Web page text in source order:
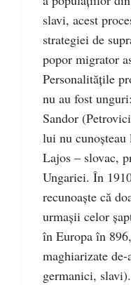
slavi, acest
strategiei de
popor migrator
Personalităţile
nu au fost
Sandor
lui nu
Lajos – slovac,
Ungariei. În
recunoaşte că
urmaşii celor
în Europa în
maghiarizate
germanici,